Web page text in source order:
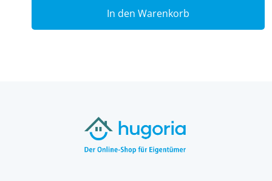
In den Warenkorb